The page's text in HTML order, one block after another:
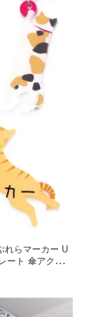
れらマーカー U
ート 傘アクセサ